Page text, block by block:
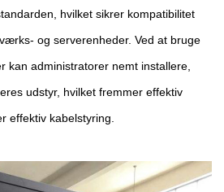
hvilket sikrer kompatibilitet
og serverenheder. Ved at bruge
kan administratorer nemt installere,
udstyr, hvilket fremmer effektiv
effektiv kabelstyring.